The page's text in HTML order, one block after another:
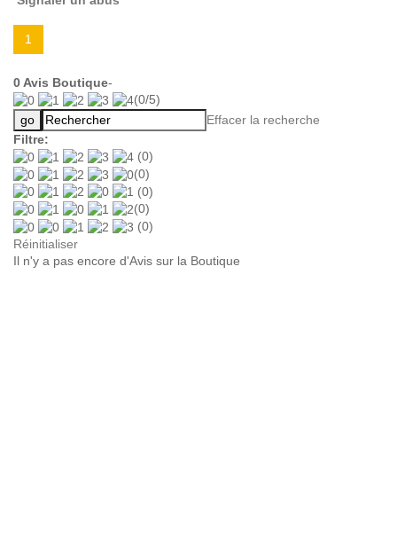
1
0Avis Boutique-
(0/5)
Effacer la recherche
Filtre:
(0)
(0)
(0)
(0)
(0)
Réinitialiser
Il n'y a pas encore d'Avis sur la Boutique